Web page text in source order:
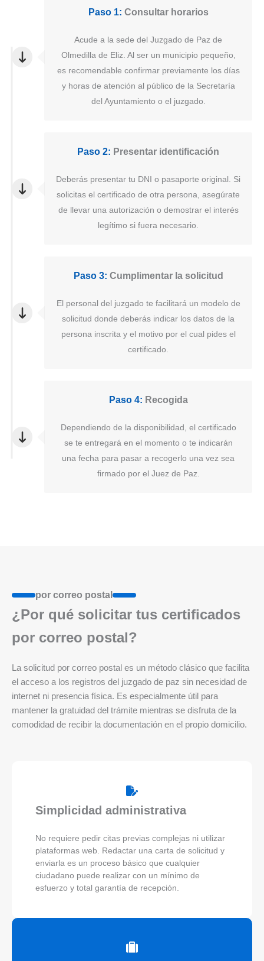
Paso 1: Consultar horarios
Acude a la sede del Juzgado de Paz de
Olmedilla de Eliz. Al ser un municipio pequeño,
es recomendable confirmar previamente los días
y horas de atención al público de la Secretaría
del Ayuntamiento o el juzgado.
Paso 2: Presentar identificación
Deberás presentar tu DNI o pasaporte original. Si
solicitas el certificado de otra persona, asegúrate
de llevar una autorización o demostrar el interés
legítimo si fuera necesario.
Paso 3: Cumplimentar la solicitud
El personal del juzgado te facilitará un modelo de
solicitud donde deberás indicar los datos de la
persona inscrita y el motivo por el cual pides el
certificado.
Paso 4: Recogida
Dependiendo de la disponibilidad, el certificado
se te entregará en el momento o te indicarán
una fecha para pasar a recogerlo una vez sea
firmado por el Juez de Paz.
por correo postal
¿Por qué solicitar tus certificados
por correo postal?
La solicitud por correo postal es un método clásico que facilita
el acceso a los registros del juzgado de paz sin necesidad de
internet ni presencia física. Es especialmente útil para
mantener la gratuidad del trámite mientras se disfruta de la
comodidad de recibir la documentación en el propio domicilio.
Simplicidad administrativa
No requiere pedir citas previas complejas ni utilizar
plataformas web. Redactar una carta de solicitud y
enviarla es un proceso básico que cualquier
ciudadano puede realizar con un mínimo de
esfuerzo y total garantía de recepción.